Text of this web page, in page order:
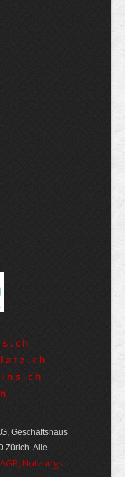
Geschäftshaus
Zürich. Alle
AGB, Nut­zungs­